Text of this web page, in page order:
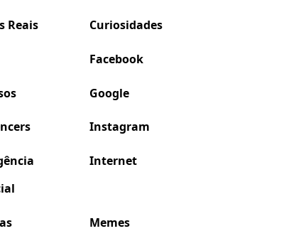
Reais Curiosidades
Facebook
Google
Instagram
Internet
Memes